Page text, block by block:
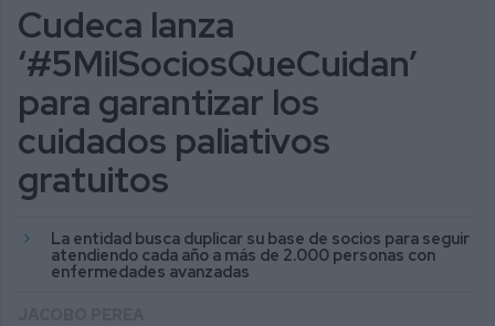
Cudeca lanza
‘#5MilSociosQueCuidan’
para garantizar los
cuidados paliativos
gratuitos
La entidad busca duplicar su base de socios para seguir
atendiendo cada año a más de 2.000 personas con
enfermedades avanzadas